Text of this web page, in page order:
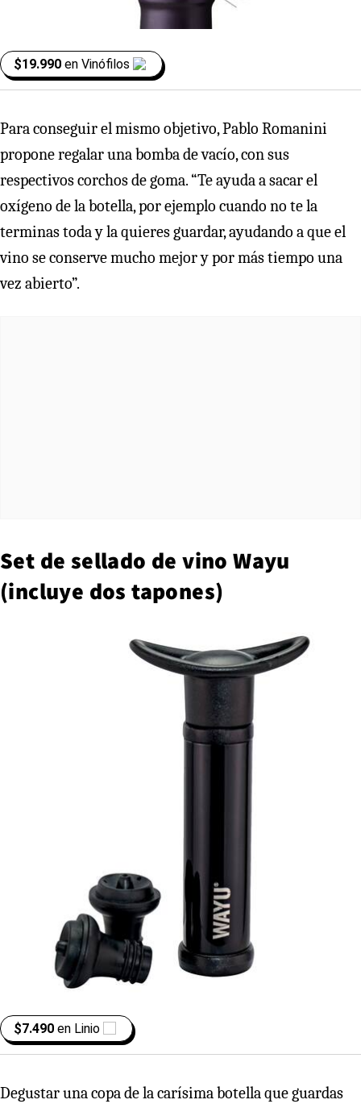
$19.990 en Vinófilos
Para conseguir el mismo objetivo, Pablo Romanini
propone regalar una bomba de vacío, con sus
respectivos corchos de goma. “Te ayuda a sacar el
oxígeno de la botella, por ejemplo cuando no te la
terminas toda y la quieres guardar, ayudando a que el
vino se conserve mucho mejor y por más tiempo una
vez abierto”.
Set de sellado de vino Wayu
(incluye dos tapones)
$7.490 en Linio
Degustar una copa de la carísima botella que guardas